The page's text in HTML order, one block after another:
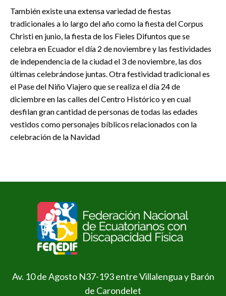
También existe una extensa variedad de fiestas
tradicionales a lo largo del año como la fiesta del Corpus
Christi en junio, la fiesta de los Fieles Difuntos que se
celebra en Ecuador el día 2 de noviembre y las festividades
de independencia de la ciudad el 3 de noviembre, las dos
últimas celebrándose juntas. Otra festividad tradicional es
el Pase del Niño Viajero que se realiza el día 24 de
diciembre en las calles del Centro Histórico y en cual
desfilan gran cantidad de personas de todas las edades
vestidos como personajes bíblicos relacionados con la
celebración de la Navidad
Av. 10 de Agosto N37-193 entre Villalengua y Barón
de Carondelet